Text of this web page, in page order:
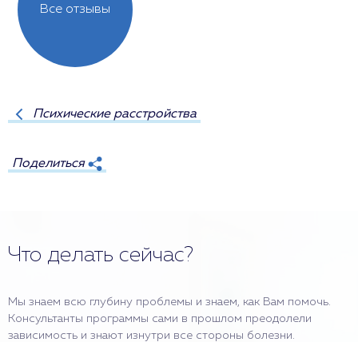
Все отзывы
Психические расстройства
Поделиться
Что делать сейчас?
Мы знаем всю глубину проблемы и знаем, как Вам помочь.
Консультанты программы сами в прошлом преодолели
зависимость и знают изнутри все стороны болезни.